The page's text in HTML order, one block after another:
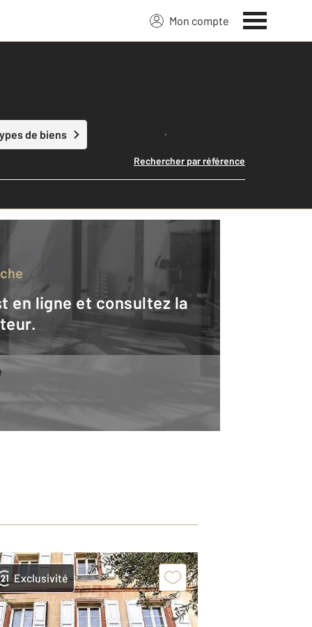
Mon compte
de biens Lancer ma recherche
Rechercher par référence
Exclusivité